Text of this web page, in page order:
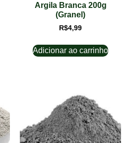
Argila Branca 200g
(Granel)
R$4,99
Adicionar ao carrinho